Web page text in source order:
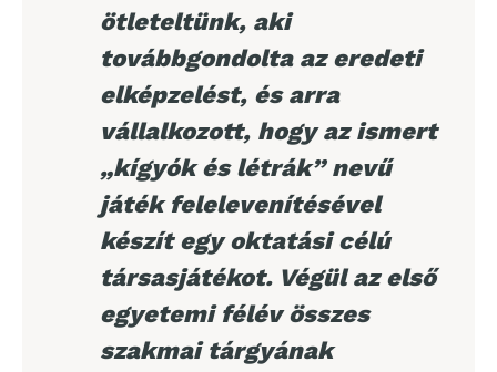
ötleteltünk, aki
továbbgondolta az eredeti
elképzelést, és arra
vállalkozott, hogy az ismert
„kígyók és létrák” nevű
játék felelevenítésével
készít egy oktatási célú
társasjátékot. Végül az első
egyetemi félév összes
szakmai tárgyának